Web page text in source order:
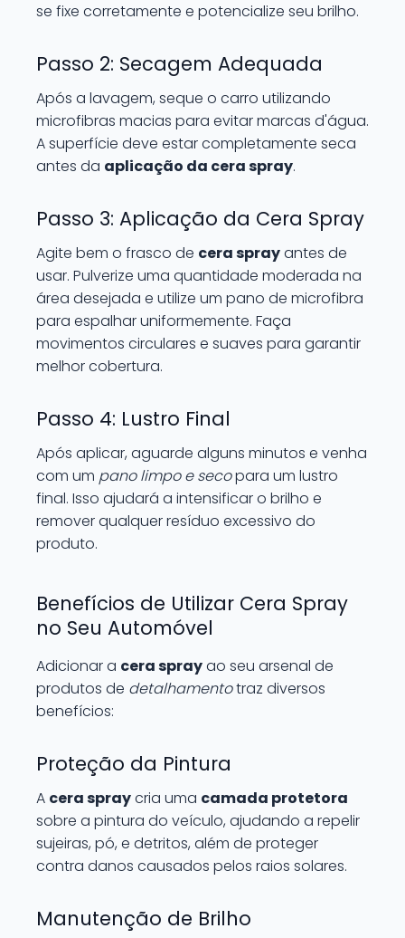
se fixe corretamente e potencialize seu brilho.
Passo 2: Secagem Adequada
Após a lavagem, seque o carro utilizando
microfibras macias para evitar marcas d'água.
A superfície deve estar completamente seca
antes da aplicação da cera spray.
Passo 3: Aplicação da Cera Spray
Agite bem o frasco de cera sprayantes de
usar. Pulverize uma quantidade moderada na
área desejada e utilize um pano de microfibra
para espalhar uniformemente. Faça
movimentos circulares e suaves para garantir
melhor cobertura.
Passo 4: Lustro Final
Após aplicar, aguarde alguns minutos e venha
com um pano limpo e secopara um lustro
final. Isso ajudará a intensificar o brilho e
remover qualquer resíduo excessivo do
produto.
Benefícios de Utilizar Cera Spray
no Seu Automóvel
Adicionar a cera sprayao seu arsenal de
produtos de detalhamentotraz diversos
benefícios:
Proteção da Pintura
A cera spraycria uma camada protetora
sobre a pintura do veículo, ajudando a repelir
sujeiras, pó, e detritos, além de proteger
contra danos causados pelos raios solares.
Manutenção de Brilho